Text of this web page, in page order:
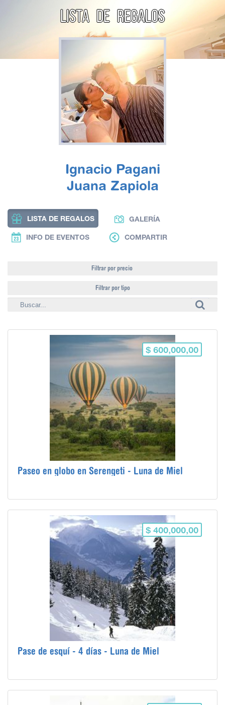
LISTA DE REGALOS
Ignacio Pagani
Juana Zapiola
LISTA DE REGALOS GALERÍA
INFO DE EVENTOS COMPARTIR
Filtrar por precio
Filtrar por tipo
$ 600,000,00
Paseo en globo en Serengeti - Luna de Miel
$ 400,000,00
Pase de esquí - 4 días - Luna de Miel